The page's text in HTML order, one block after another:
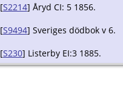
[S2214] Åryd CI: 5 1856.
[S9494] Sveriges dödbok v 6.
[S230] Listerby EI:3 1885.